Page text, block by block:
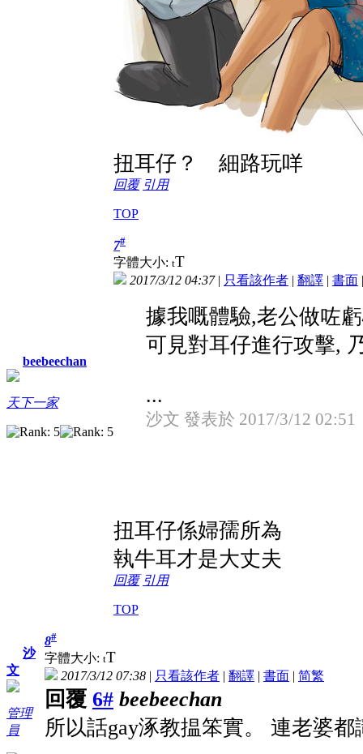
扭耳仔？ 細路玩咩
回覆 引用
TOP
beebeechan
天下一家
7#
字體大小: tT
2017/3/12 04:37| 只看該作者 | 翻譯 | 書面
據我嘅體驗,老公做咗
可見對耳仔進行攻擊,
...
沙文 發表於 2017/3/12 02:51
扭耳仔係婦孺所為
執牛耳才是大丈夫
回覆 引用
TOP
沙
文
管理
員
8#
字體大小: tT
2017/3/12 07:38 | 只看該作者 | 翻譯 | 書面 | 简繁
回覆 6# beebeechan
所以話gay涿教揾笨實。 連老婆